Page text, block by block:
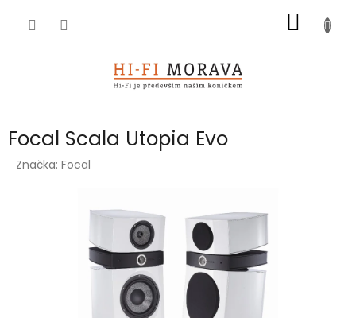
KOŠÍK
Focal Scala Utopia Evo
Značka: Focal